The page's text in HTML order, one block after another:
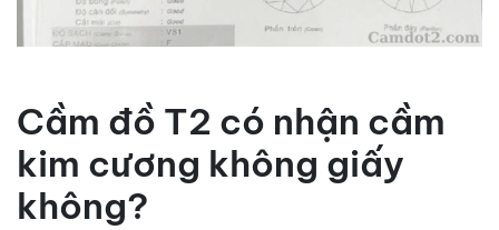
Cầm đồ T2 có nhận cầm
kim cương không giấy
không?